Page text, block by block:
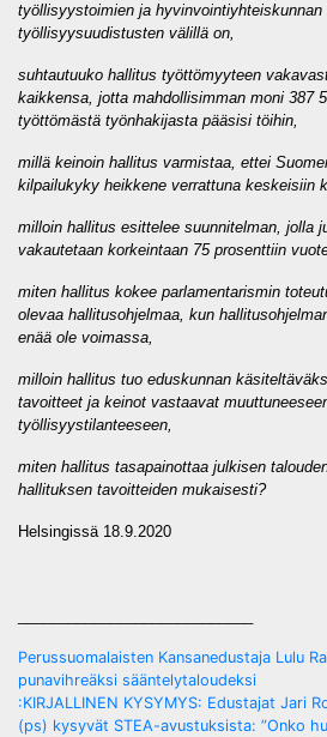
työllisyystoimien ja
työllisyysuudistusten välillä on,
suhtautuuko hallitus työttömyyteen
kaikkensa, jotta mahdollisimman moni 387
työttömästä työnhakijasta pääsisi töihin,
millä keinoin hallitus varmistaa, ettei
kilpailukyky heikkene verrattuna keskeisiin
milloin hallitus esittelee suunnitelman, jolla
vakautetaan korkeintaan 75 prosenttiin
miten hallitus kokee parlamentarismin
olevaa hallitusohjelmaa, kun
enää ole voimassa,
milloin hallitus tuo eduskunnan
tavoitteet ja keinot vastaavat
työllisyystilanteeseen,
miten hallitus tasapainottaa julkisen
hallituksen tavoitteiden mukaisesti?
Helsingissä 18.9.2020
Post
navigation
Perussuomalaisten Kansanedustaja Lulu
punavihreäksi sääntelytaloudeksi
:KIRJALLINEN KYSYMYS: Edustajat Jari
(ps) kysyvät STEA-avustuksista: ”Onko